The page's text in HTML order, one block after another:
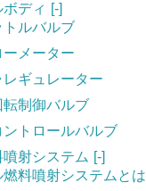
ディ [-]
トルバルブ
メーター
ギュレーター
転制御バルブ
ントロールバルブ
射システム [-]
料噴射システムとは